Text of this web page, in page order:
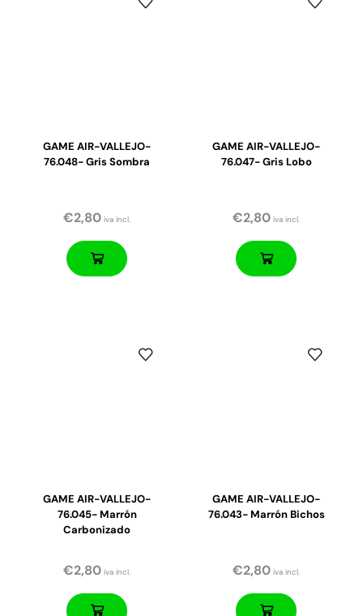
GAME AIR-VALLEJO-
76.048- Gris Sombra
€2,80 iva incl.
GAME AIR-VALLEJO-
76.047- Gris Lobo
€2,80 iva incl.
GAME AIR-VALLEJO-
76.045- Marrón
Carbonizado
€2,80 iva incl.
GAME AIR-VALLEJO-
76.043- Marrón Bichos
€2,80 iva incl.